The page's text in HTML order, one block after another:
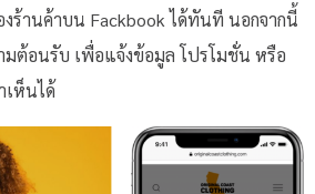
งร้านค้าบน Fackbook ได้ทันที นอกจากนี้
มต้อนรับ เพื่อแจ้งข้อมูล โปรโมชั่น หรือ
เห็นได้